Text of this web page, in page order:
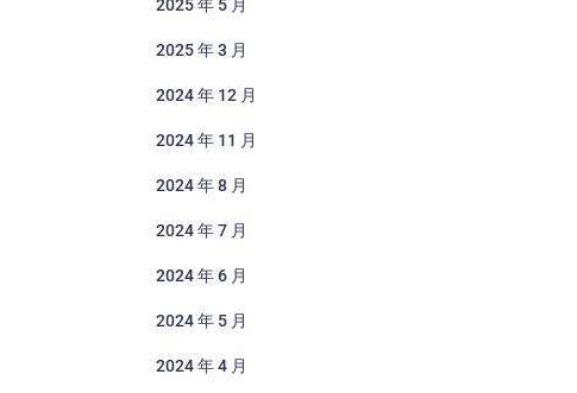
2025 年 5 月
2025 年 3 月
2024 年 12 月
2024 年 11 月
2024 年 8 月
2024 年 7 月
2024 年 6 月
2024 年 5 月
2024 年 4 月